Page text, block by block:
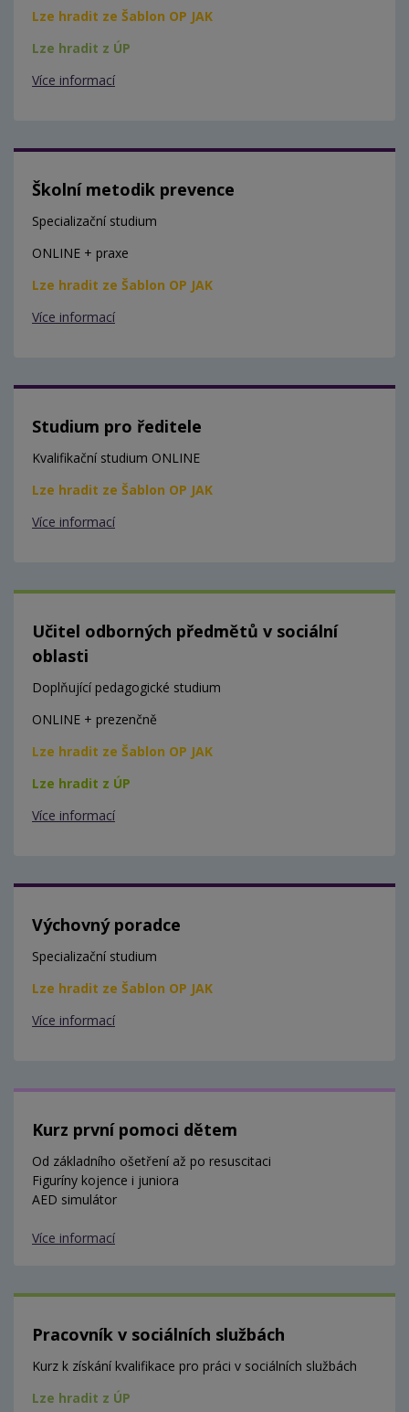
Lze hradit ze Šablon OP JAK
Lze hradit z ÚP
Více informací
Školní metodik prevence
Specializační studium
ONLINE + praxe
Lze hradit ze Šablon OP JAK
Více informací
Studium pro ředitele
Kvalifikační studium ONLINE
Lze hradit ze Šablon OP JAK
Více informací
Učitel odborných předmětů v sociální
oblasti
Doplňující pedagogické studium
ONLINE + prezenčně
Lze hradit ze Šablon OP JAK
Lze hradit z ÚP
Více informací
Výchovný poradce
Specializační studium
Lze hradit ze Šablon OP JAK
Více informací
Kurz první pomoci dětem
Od základního ošetření až po resuscitaci
Figuríny kojence i juniora
AED simulátor
Více informací
Pracovník v sociálních službách
Kurz k získání kvalifikace pro práci v sociálních službách
Lze hradit z ÚP